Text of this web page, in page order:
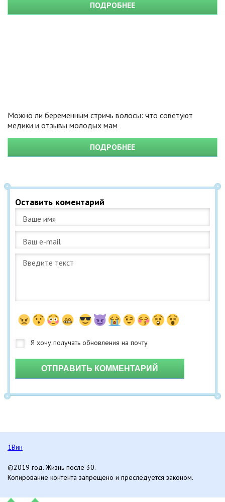
ПОДРОБНЕЕ
Можно ли беременным стричь волосы: что советуют
медики и отзывы молодых мам
ПОДРОБНЕЕ
Оставить коментарий
ОТПРАВИТЬ КОММЕНТАРИЙ
1Вин
©2019 год. Жизнь после 30.
Копирование контента запрещено и преследуется законом.